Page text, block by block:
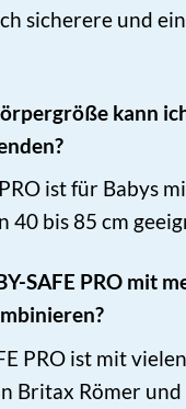
sicherere und
kann
ist für Babys
40 bis 85 cm
SAFE PRO mit
PRO ist mit vielen
Britax Römer